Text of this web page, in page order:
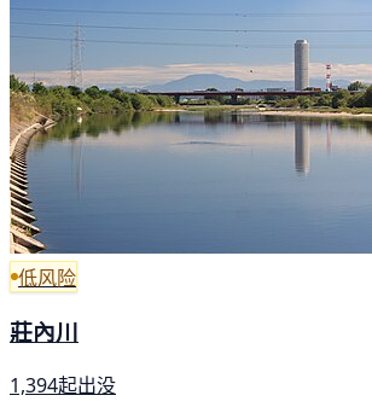
低风险
莊內川
1,394起出没